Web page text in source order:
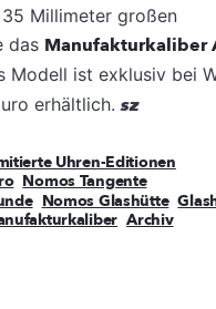
Millimeter großen
das Manufakturkaliber
Modell ist exklusiv bei
erhältlich.sz
Uhren-Editionen
Nomos Tangente
Nomos Glashütte
Archiv